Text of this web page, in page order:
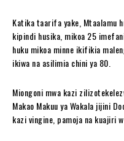
Katika taarifa yake, Mtaalamu
kipindi husika, mikoa 25
huku mikoa minne ikifikia
ikiwa na asilimia chini ya 80.
Miongoni mwa kazi
Makao Makuu ya Wakala jijini
kazi vingine, pamoja na kuajiri